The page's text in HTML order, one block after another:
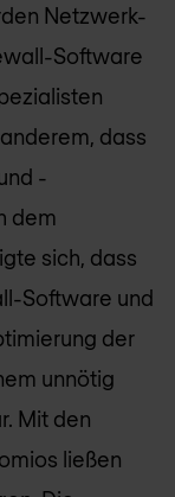
Netzwerk-
Software
dass
-
dem
sich, dass
Software und
der
unnötig
Mit den
ließen